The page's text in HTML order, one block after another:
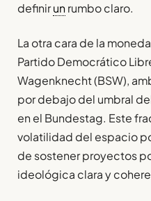
definirun rumbo claro.
La otra cara de la
Partido Democrático
Wagenknecht (BSW),
por debajo del umbral
en el Bundestag. Este
volatilidad del espacio
de sostener proyectos
ideológica clara y